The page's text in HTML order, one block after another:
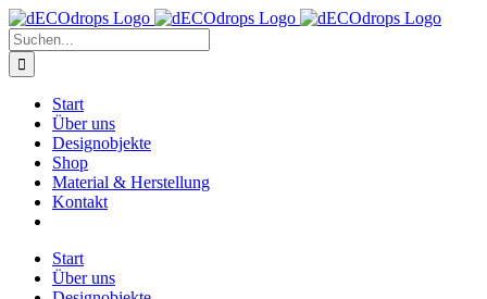
Zum
Inhalt
springen
Suche
nach:
Start
Über uns
Designobjekte
Shop
Material & Herstellung
Kontakt
Start
Über uns